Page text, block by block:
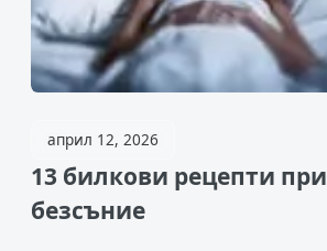
април 12, 2026
13 билкови рецепти при
безсъние